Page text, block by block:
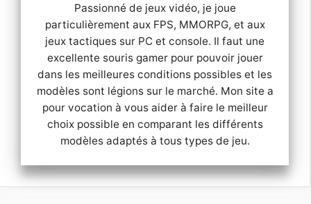
Passionné de jeux vidéo, je joue
particulièrement aux FPS, MMORPG, et aux
jeux tactiques sur PC et console. Il faut une
excellente souris gamer pour pouvoir jouer
dans les meilleures conditions possibles et les
modèles sont légions sur le marché. Mon site a
pour vocation à vous aider à faire le meilleur
choix possible en comparant les différents
modèles adaptés à tous types de jeu.